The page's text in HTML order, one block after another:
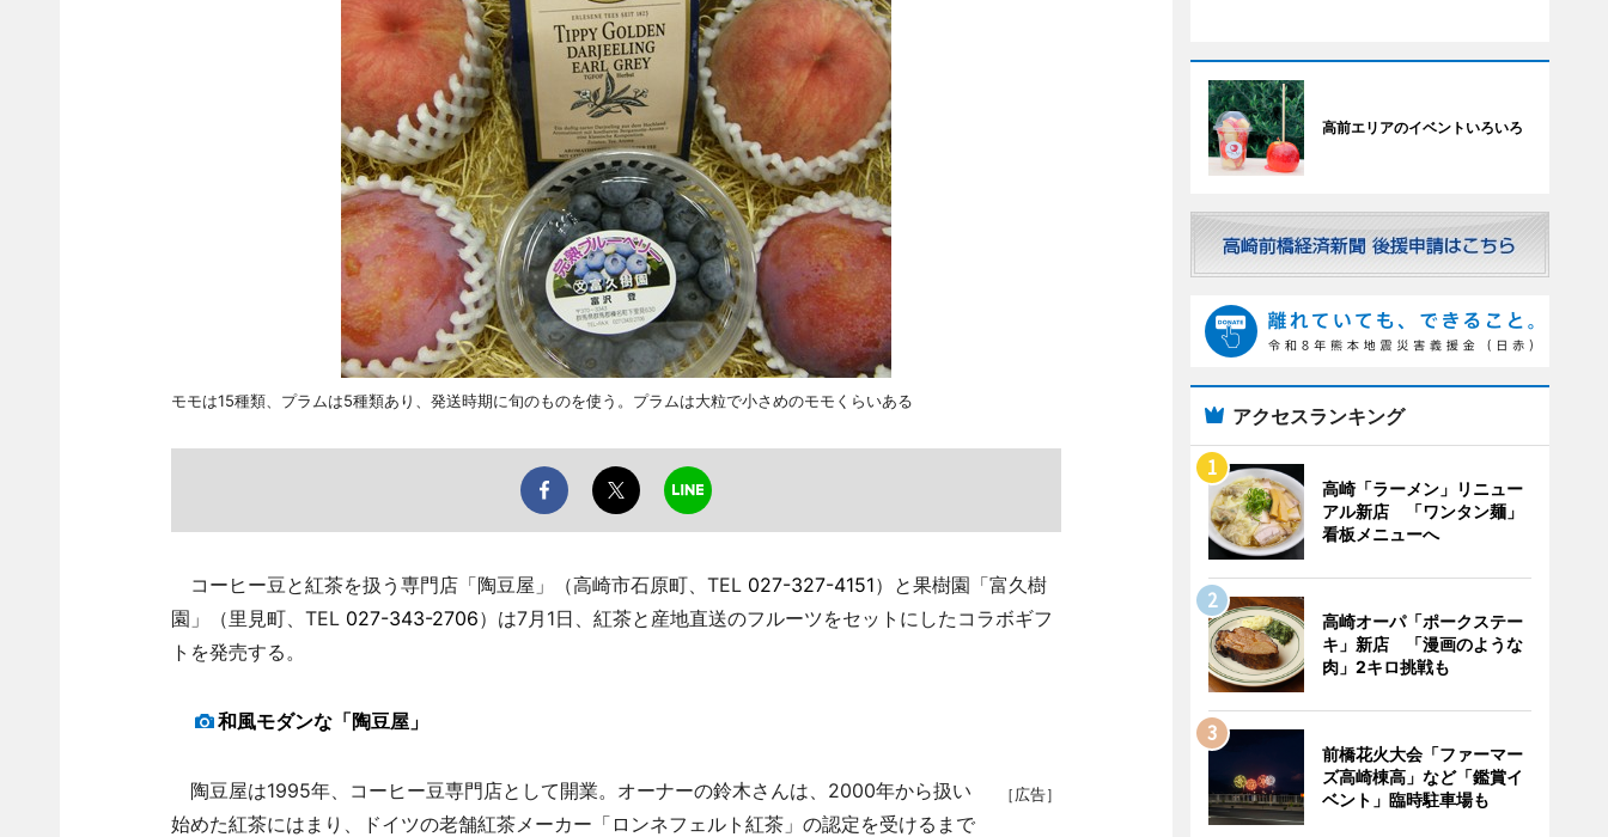
モモは15種類、プラムは5種類あり、発送時期に旬のものを使う。プラムは大粒で小さめのモモくらいある
コーヒー豆と紅茶を扱う専門店「陶豆屋」（高崎市石原町、TEL 027-327-4151）と果樹園「富久樹
園」（里見町、TEL 027-343-2706）は7月1日、紅茶と産地直送のフルーツをセットにしたコラボギフ
トを発売する。
和風モダンな「陶豆屋」
［広告］
陶豆屋は1995年、コーヒー豆専門店として開業。オーナーの鈴木さんは、2000年から扱い
始めた紅茶にはまり、ドイツの老舗紅茶メーカー「ロンネフェルト紅茶」の認定を受けるまで
高前エリアのイベントいろいろ
アクセスランキング
高崎「ラーメン」リニュー
アル新店 「ワンタン麺」
看板メニューへ
高崎オーパ「ポークステー
キ」新店 「漫画のような
肉」2キロ挑戦も
前橋花火大会「ファーマー
ズ高崎棟高」など「鑑賞イ
ベント」臨時駐車場も